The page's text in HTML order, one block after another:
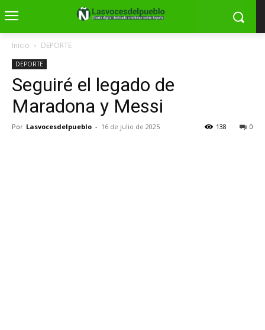
Inicio DEPORTE
DEPORTE
Seguiré el legado de
Maradona y Messi
Por Lasvocesdelpueblo - 16 de julio de 2025 0
138